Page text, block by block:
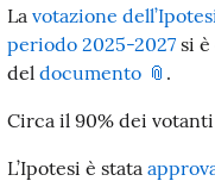
La votazione
periodo 2025-2027 si è
del documento
.
Circa il 90% dei
L’Ipotesi è stata